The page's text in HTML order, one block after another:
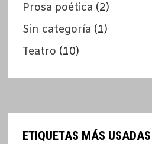
Prosa poética (2)
Sin categoría (1)
Teatro (10)
ETIQUETAS MÁS USADAS